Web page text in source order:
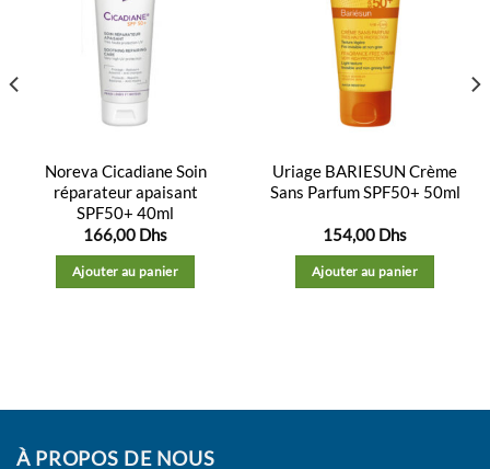
Noreva Cicadiane Soin
réparateur apaisant
SPF50+ 40ml
166,00 Dhs
Ajouter au panier
Uriage BARIESUN Crème
Sans Parfum SPF50+ 50ml
154,00 Dhs
Ajouter au panier
À PROPOS DE NOUS